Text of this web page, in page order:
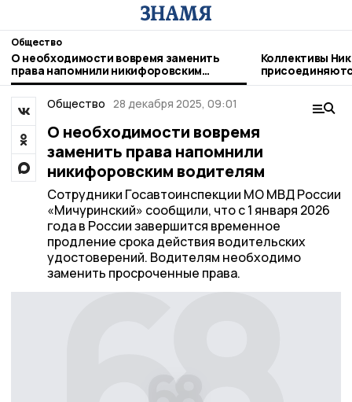
Общество
О необходимости вовремя заменить
права напомнили никифоровским
водителям
Коллективы
Общество 28 декабря 2025, 09:01
О необходимости вовремя
заменить права напомнили
никифоровским водителям
Сотрудники Госавтоинспекции МО МВД России
«Мичуринский» сообщили, что с 1 января 2026
года в России завершится временное
продление срока действия водительских
удостоверений. Водителям необходимо
заменить просроченные права.